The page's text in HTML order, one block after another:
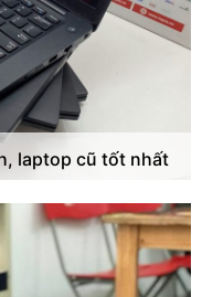
laptop cũ tốt nhất